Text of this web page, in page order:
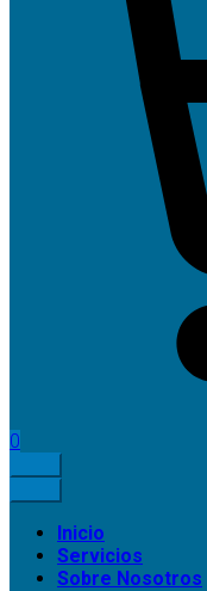
0
Inicio
Servicios
Sobre Nosotros